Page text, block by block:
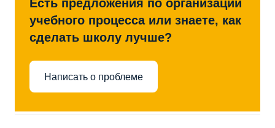
Есть предложения по организации
учебного процесса или знаете, как
сделать школу лучше?
Написать о проблеме